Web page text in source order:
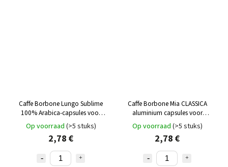
Caffe Borbone Lungo Sublime
100% Arabica-capsules voor
Nespresso® 10 st
Op voorraad (>5 stuks)
2,78 €
Caffe Borbone Mia CLASSICA
aluminium capsules voor
Nespresso 10 st
Op voorraad (>5 stuks)
2,78 €